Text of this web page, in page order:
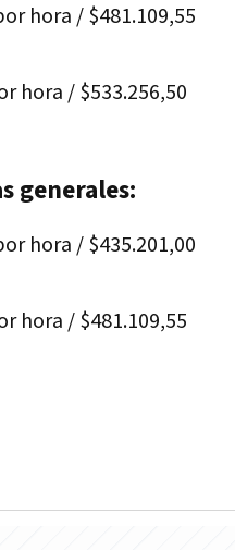
hora / $481.109,55
hora / $533.256,50
generales:
hora / $435.201,00
hora / $481.109,55